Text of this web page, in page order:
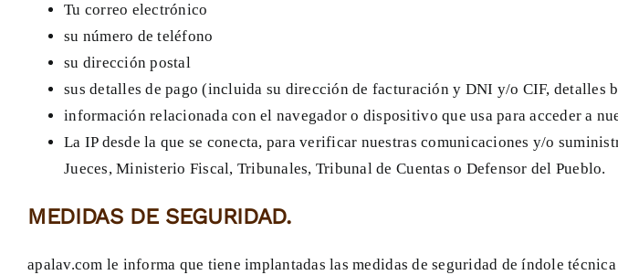
Tu correo electrónico
su número de teléfono
su dirección postal
sus detalles de pago (incluida su dirección de facturación y DNI y/o CIF, detalles
información relacionada con el navegador o dispositivo que usa para acceder a
La IP desde la que se conecta, para verificar nuestras comunicaciones y/o
Jueces, Ministerio Fiscal, Tribunales, Tribunal de Cuentas o Defensor del Pueblo.
MEDIDAS DE SEGURIDAD.
apalav.com le informa que tiene implantadas las medidas de seguridad de índole